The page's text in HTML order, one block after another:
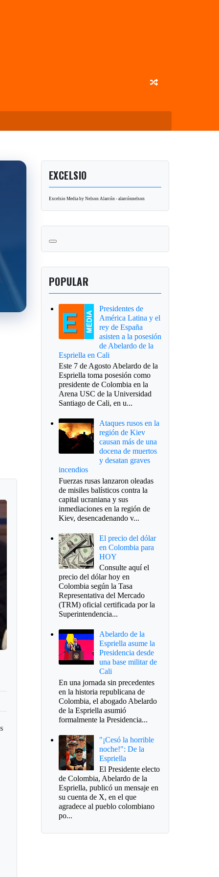
EXCELSIO
Excelsio Media by Nelson Alarcón - alarcónnelson
POPULAR
Presidentes de
América Latina y el
rey de España
asisten a la posesión
de Abelardo de la
Espriella en Cali
Este 7 de Agosto Abelardo de la
Espriella toma posesión como
presidente de Colombia en la
Arena USC de la Universidad
Santiago de Cali, en u...
Ataques rusos en la
región de Kiev
causan más de una
docena de muertos
y desatan graves
incendios
Fuerzas rusas lanzaron oleadas
de misiles balísticos contra la
capital ucraniana y sus
inmediaciones en la región de
Kiev, desencadenando v...
El precio del dólar
en Colombia para
HOY
Consulte aquí el
precio del dólar hoy en
Colombia según la Tasa
Representativa del Mercado
(TRM) oficial certificada por la
Superintendencia...
Abelardo de la
Espriella asume la
Presidencia desde
una base militar de
Cali
En una jornada sin precedentes
en la historia republicana de
Colombia, el abogado Abelardo
de la Espriella asumió
formalmente la Presidencia...
"¡Cesó la horrible
noche!": De la
Espriella
El Presidente electo
de Colombia, Abelardo de la
Espriella, publicó un mensaje en
su cuenta de X, en el que
agradece al pueblo colombiano
po...